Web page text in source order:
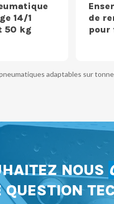
14/1
50 kg
de
pour
adaptables sur
NOUS
QUESTION